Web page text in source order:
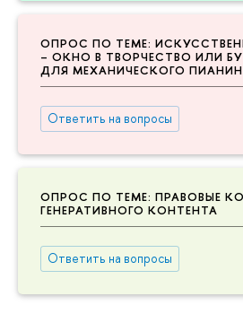
ОПРОС ПО ТЕМЕ:
– ОКНО В ТВОРЧЕСТВО ИЛИ
ДЛЯ МЕХАНИЧЕСКОГО
Ответить на вопросы
ОПРОС ПО ТЕМЕ: ПРАВОВЫЕ
ГЕНЕРАТИВНОГО КОНТЕНТА
Ответить на вопросы